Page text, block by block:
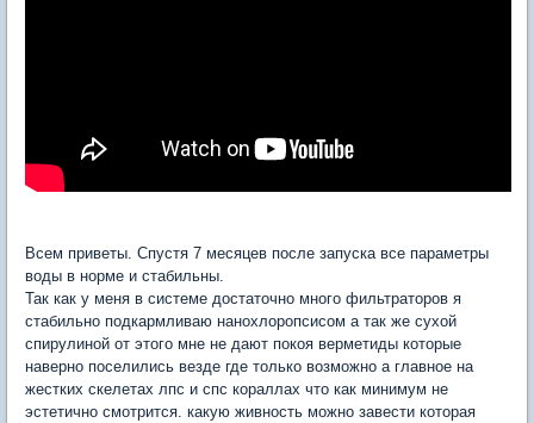
Всем приветы. Спустя 7 месяцев после запуска все параметры
воды в норме и стабильны.
Так как у меня в системе достаточно много фильтраторов я
стабильно подкармливаю нанохлоропсисом а так же сухой
спирулиной от этого мне не дают покоя верметиды которые
наверно поселились везде где только возможно а главное на
жестких скелетах лпс и спс кораллах что как минимум не
эстетично смотрится. какую живность можно завести которая